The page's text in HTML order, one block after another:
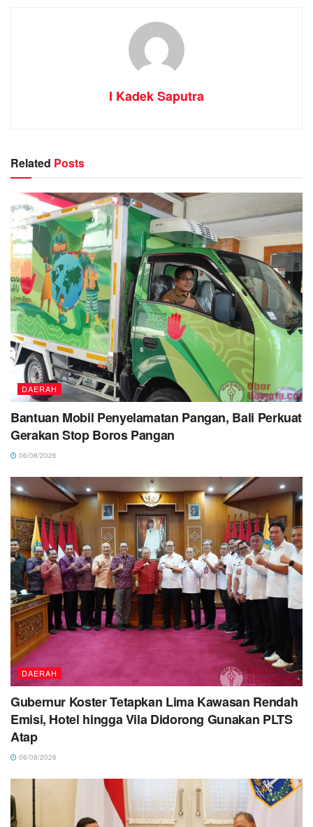
I Kadek Saputra
Related Posts
DAERAH
Bantuan Mobil Penyelamatan Pangan, Bali Perkuat
Gerakan Stop Boros Pangan
06/08/2026
DAERAH
Gubernur Koster Tetapkan Lima Kawasan Rendah
Emisi, Hotel hingga Vila Didorong Gunakan PLTS
Atap
06/08/2026